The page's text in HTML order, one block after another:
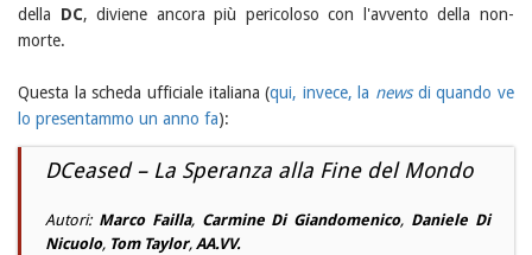
della DC, diviene ancora più pericoloso con l'avvento della non-
morte.
Questa la scheda ufficiale italiana (qui, invece, la newsdi quando ve
lo presentammo un anno fa):
DCeased – La Speranza alla Fine del Mondo
Autori: Marco Failla, Carmine Di Giandomenico, Daniele Di
Nicuolo, Tom Taylor, AA.VV.